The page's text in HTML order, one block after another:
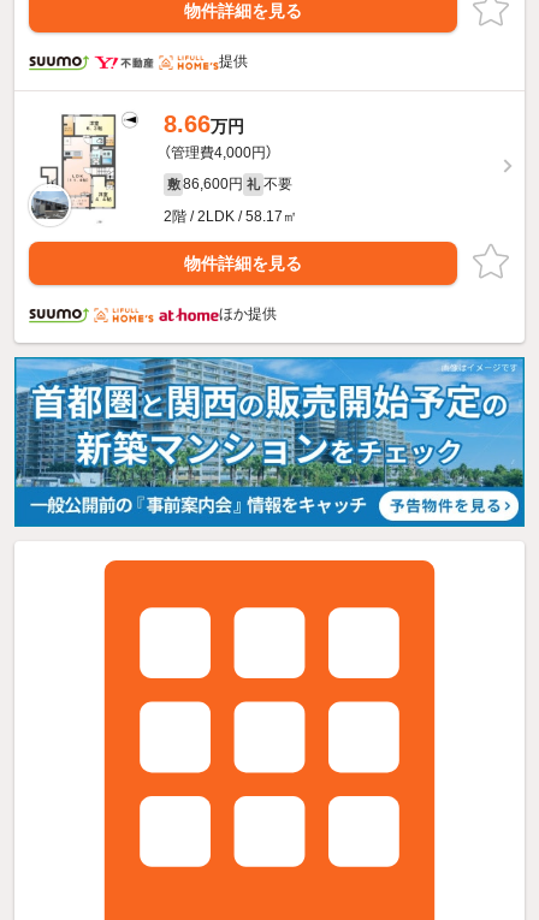
物件詳細を見る
提供
8.66万円
（管理費4,000円）
敷 86,600円 礼 不要
2階 / 2LDK / 58.17㎡
物件詳細を見る
ほか提供